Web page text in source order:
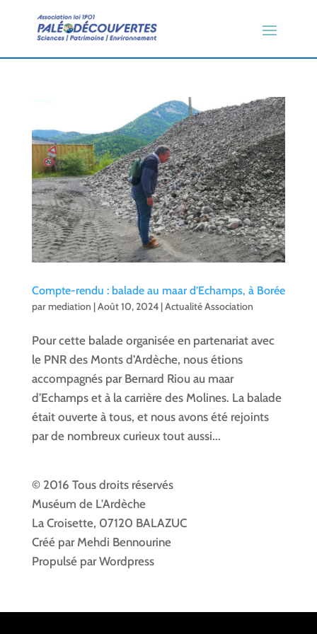
Compte-rendu : balade au maar d’Echamps, à Borée
parmediation |Août 10, 2024|Actualité Association
Pour cette balade organisée en partenariat avec
le PNR des Monts d’Ardèche, nous étions
accompagnés par Bernard Riou au maar
d’Echamps et à la carrière des Molines. La balade
était ouverte à tous, et nous avons été rejoints
par de nombreux curieux tout aussi...
© 2016 Tous droits réservés
Muséum de L'Ardèche
La Croisette, 07120 BALAZUC
Créé par Mehdi Bennourine
Propulsé par Wordpress